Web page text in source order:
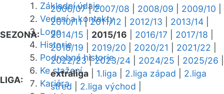
Základní údaje
Vedení a kontakty
Logo
Historie
Podrobná historie
Ke stažení
Kariéra
SEZONA:
2006/07|2007/08 2008/09 2009/10
2010/11|2011/12 2012/13 2013/14
2014/15
2015/16 2016/17 2017/18
2018/19
2019/20 2020/21 2021/22
2022/23|2023/24 2024/25 2025/26
LIGA:
extraliga 1.liga 2.liga západ
2.liga
střed
2.liga východ